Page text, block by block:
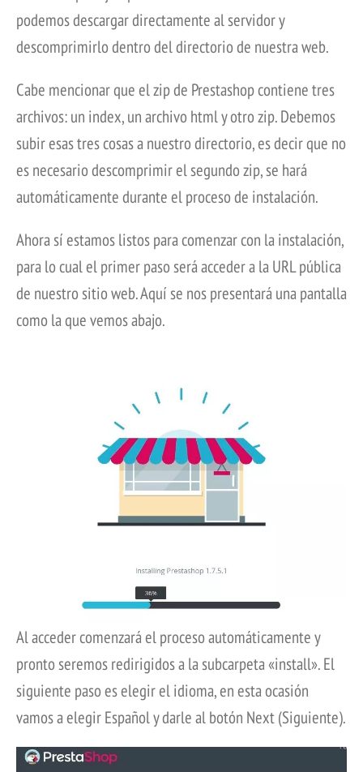
podemos descargar directamente al servidor y
descomprimirlo dentro del directorio de nuestra web.
Cabe mencionar que el zip de Prestashop contiene tres
archivos: un index, un archivo html y otro zip. Debemos
subir esas tres cosas a nuestro directorio, es decir que no
es necesario descomprimir el segundo zip, se hará
automáticamente durante el proceso de instalación.
Ahora sí estamos listos para comenzar con la instalación,
para lo cual el primer paso será acceder a la URL pública
de nuestro sitio web. Aquí se nos presentará una pantalla
como la que vemos abajo.
Al acceder comenzará el proceso automáticamente y
pronto seremos redirigidos a la subcarpeta «install». El
siguiente paso es elegir el idioma, en esta ocasión
vamos a elegir Español y darle al botón Next (Siguiente).